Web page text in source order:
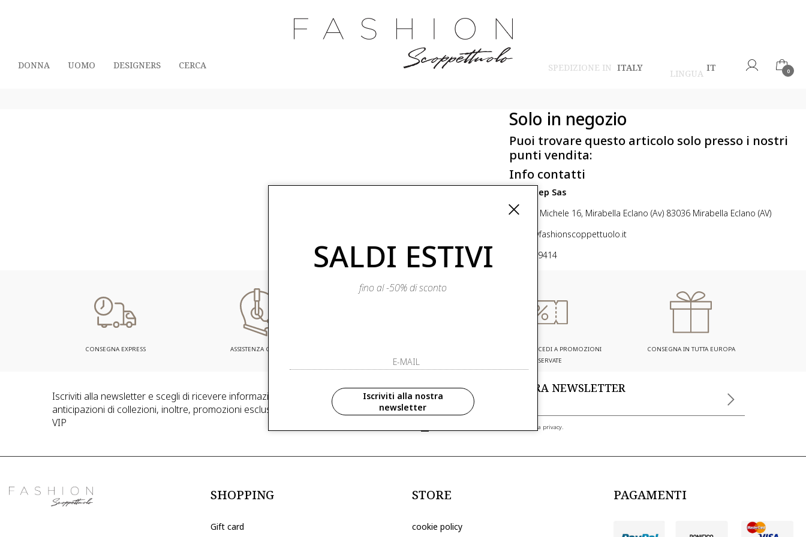
SPEDIZIONE IN ITALY
LINGUA
IT 0
DONNA UOMO DESIGNERS CERCA
Solo in negozio
Puoi trovare questo articolo solo presso i nostri
punti vendita:
Info contatti
First step Sas
Via San Michele 16, Mirabella Eclano (Av) 83036 Mirabella Eclano (AV)
ordini@fashionscoppettuolo.it
0825449414
CONSEGNA EXPRESS ASSISTENZA CLIENTI
ISCRIVITI ED ACCEDI A PROMOZIONI
RISERVATE
CONSEGNA IN TUTTA EUROPA
Iscriviti alla newsletter e scegli di ricevere informazioni in anteprima ed
anticipazioni di collezioni, inoltre, promozioni esclusive riservate ai nostri clienti
VIP
ISCRIVITI ALLA NOSTRA NEWSLETTER
ho letto ed accettato le condizioni sulla privacy.
SHOPPING
Gift card
STORE
cookie policy
PAGAMENTI
SALDI ESTIVI
fino al -50% di sconto
Iscriviti alla nostra
newsletter